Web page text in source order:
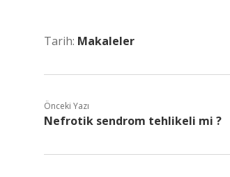
Tarih: Makaleler
Önceki Yazı
Nefrotik sendrom tehlikeli mi ?